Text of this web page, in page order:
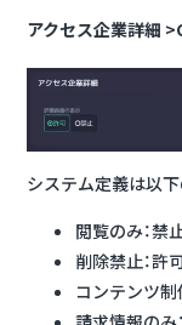
アクセス企業詳細
システム定義は以
閲覧のみ：禁
削除禁止：許
コンテンツ制